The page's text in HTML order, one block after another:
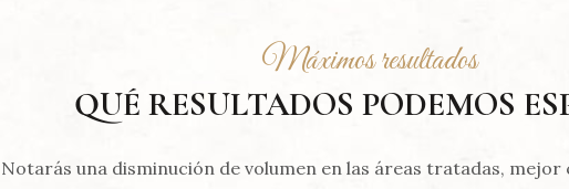
Máximos resultados
QUÉ RESULTADOS PODEMOS
Notarás una disminución de volumen en las áreas tratadas,